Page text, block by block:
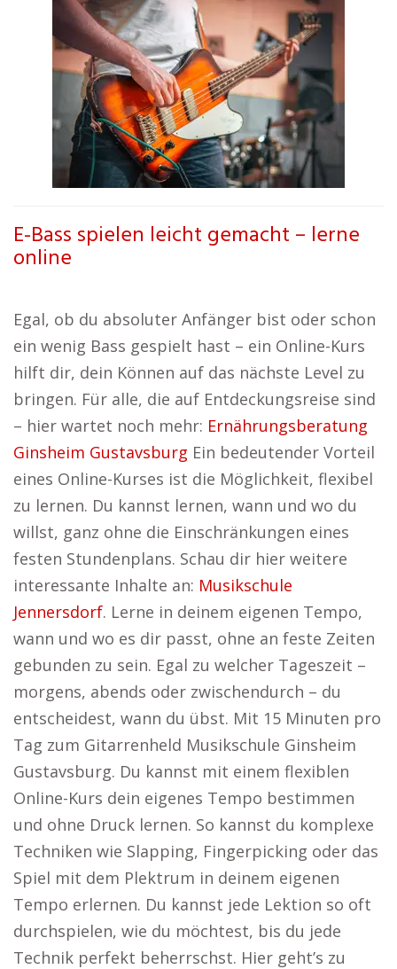
E-Bass spielen leicht gemacht – lerne
online
Egal, ob du absoluter Anfänger bist oder schon
ein wenig Bass gespielt hast – ein Online-Kurs
hilft dir, dein Können auf das nächste Level zu
bringen. Für alle, die auf Entdeckungsreise sind
– hier wartet noch mehr: Ernährungsberatung
Ginsheim Gustavsburg Ein bedeutender Vorteil
eines Online-Kurses ist die Möglichkeit, flexibel
zu lernen. Du kannst lernen, wann und wo du
willst, ganz ohne die Einschränkungen eines
festen Stundenplans. Schau dir hier weitere
interessante Inhalte an: Musikschule
Jennersdorf. Lerne in deinem eigenen Tempo,
wann und wo es dir passt, ohne an feste Zeiten
gebunden zu sein. Egal zu welcher Tageszeit –
morgens, abends oder zwischendurch – du
entscheidest, wann du übst. Mit 15 Minuten pro
Tag zum Gitarrenheld Musikschule Ginsheim
Gustavsburg. Du kannst mit einem flexiblen
Online-Kurs dein eigenes Tempo bestimmen
und ohne Druck lernen. So kannst du komplexe
Techniken wie Slapping, Fingerpicking oder das
Spiel mit dem Plektrum in deinem eigenen
Tempo erlernen. Du kannst jede Lektion so oft
durchspielen, wie du möchtest, bis du jede
Technik perfekt beherrschst. Hier geht’s zu